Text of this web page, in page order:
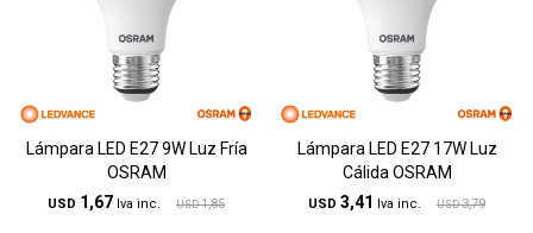
Lámpara LED E27 9W Luz Fría
OSRAM
USD 1,67 USD 1,85
Lámpara LED E27 17W Luz
Cálida OSRAM
USD 3,41 USD 3,79